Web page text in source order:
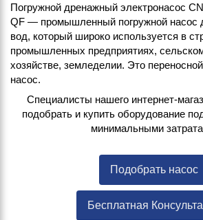
Погружной дренажный электронасос
QF — промышленный погружной насос
вод, который широко используется в
промышленных предприятиях,
хозяйстве, земледелии. Это
насос.
Специалисты нашего интернет-
подобрать и купить оборудование
минимальными
Подобрать насос
Бесплатная